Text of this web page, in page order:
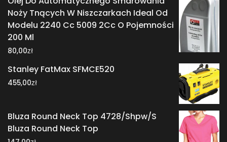
Noży Tnących W Niszczarkach Ideal Od
Modelu 2240 Cc 5009 2Cc O Pojemności
200 Ml
80,00zł
Stanley FatMax SFMCE520
455,00zł
Bluza Round Neck Top 4728/Shpw/S
Bluza Round Neck Top